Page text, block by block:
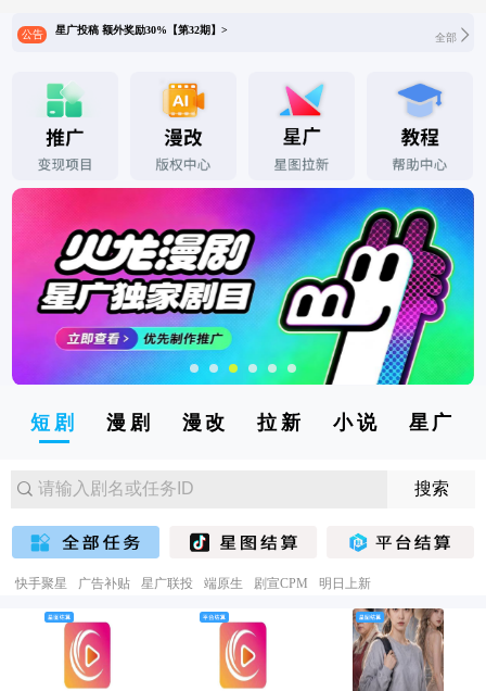
公告 星广投稿 额外奖励30%【第32期】>
全部
短剧 漫剧 漫改 拉新 小说 星广
快手聚星 广告补贴 星广联投 端原生 剧宣CPM 明日上新